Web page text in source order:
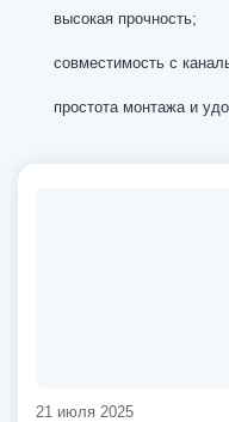
высокая прочность;
совместимость с
простота монтажа и
21 июля 2025